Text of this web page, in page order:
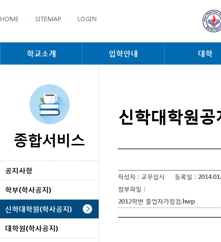
HOME · SITEMAP · LOGIN
학교소개 입학안내 대학
종합서비스
공지사항
학부(학사공지)
신학대학원(학사공지)
대학원(학사공지)
신학대학원
작성자 : 교무입시 등록일 :
첨부파일 :
2012학번 졸업자가점검.hwp